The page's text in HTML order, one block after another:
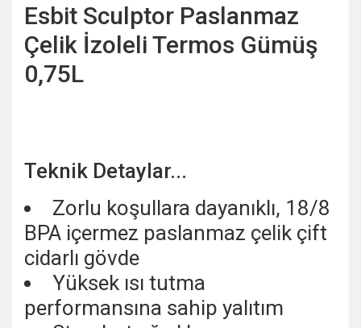
Esbit Sculptor Paslanmaz
Çelik İzoleli Termos Gümüş
0,75L
Teknik Detaylar...
Zorlu koşullara dayanıklı, 18/8
BPA içermez paslanmaz çelik çift
cidarlı gövde
Yüksek ısı tutma
performansına sahip yalıtım